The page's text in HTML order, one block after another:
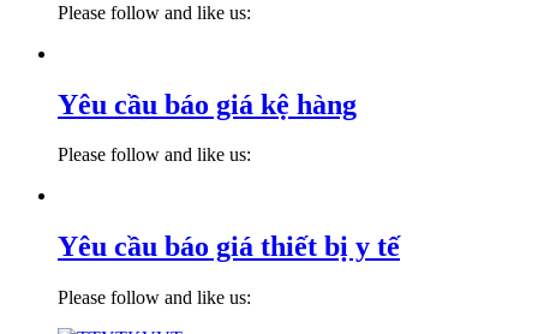
Please follow and like us:
Yêu cầu báo giá kệ hàng
Please follow and like us:
Yêu cầu báo giá thiết bị y tế
Please follow and like us: